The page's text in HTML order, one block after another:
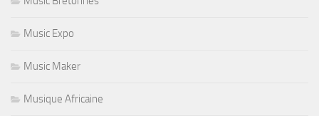
Music Expo
Music Maker
Musique Africaine